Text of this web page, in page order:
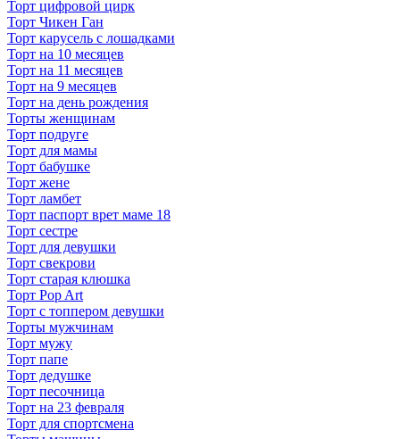
Торт цифровой цирк
Торт Чикен Ган
Торт карусель с лошадками
Торт на 10 месяцев
Торт на 11 месяцев
Торт на 9 месяцев
Торт на день рождения
Торты женщинам
Торт подруге
Торт для мамы
Торт бабушке
Торт жене
Торт ламбет
Торт паспорт врет маме 18
Торт сестре
Торт для девушки
Торт свекрови
Торт старая клюшка
Торт Pop Art
Торт с топпером девушки
Торты мужчинам
Торт мужу
Торт папе
Торт дедушке
Торт песочница
Торт на 23 февраля
Торт для спортсмена